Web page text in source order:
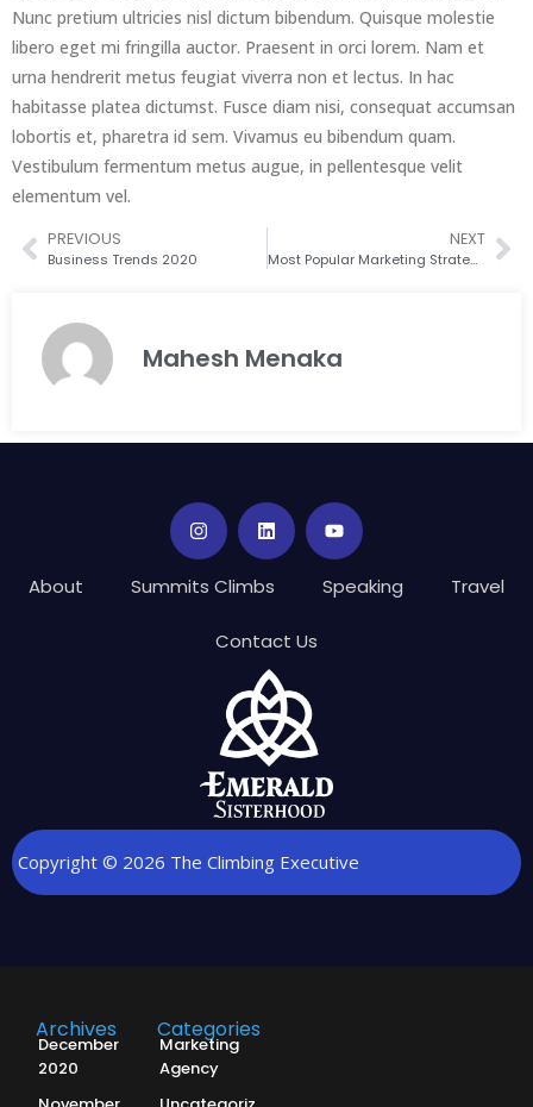
Nunc pretium ultricies nisl dictum bibendum. Quisque molestie
libero eget mi fringilla auctor. Praesent in orci lorem. Nam et
urna hendrerit metus feugiat viverra non et lectus. In hac
habitasse platea dictumst. Fusce diam nisi, consequat accumsan
lobortis et, pharetra id sem. Vivamus eu bibendum quam.
Vestibulum fermentum metus augue, in pellentesque velit
elementum vel.
PREVIOUS
Business Trends 2020
NEXT
Most Popular Marketing Strategies
Mahesh Menaka
About Summits Climbs Speaking Travel
Contact Us
Copyright © 2026 The Climbing Executive
Archives
December
2020
Categories
Marketing
Agency